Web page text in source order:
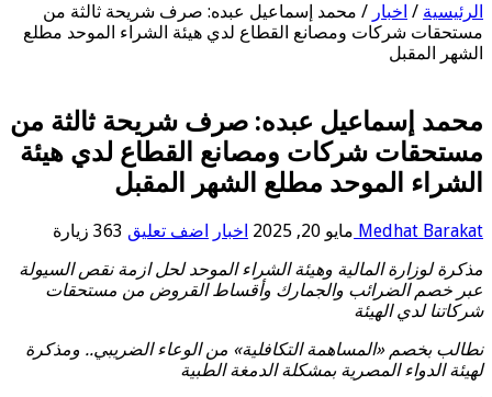
الرئيسية / اخبار / محمد إسماعيل عبده: صرف شريحة ثالثة من
مستحقات شركات ومصانع القطاع لدي هيئة الشراء الموحد مطلع
الشهر المقبل
محمد إسماعيل عبده: صرف شريحة ثالثة من
مستحقات شركات ومصانع القطاع لدي هيئة
الشراء الموحد مطلع الشهر المقبل
Medhat Barakat مايو 20, 2025 اخبار اضف تعليق 363 زيارة
مذكرة لوزارة المالية وهيئة الشراء الموحد لحل ازمة نقص السيولة
عبر خصم الضرائب والجمارك وأقساط القروض من مستحقات
شركاتنا لدي الهيئة
نطالب بخصم «المساهمة التكافلية» من الوعاء الضريبي.. ومذكرة
لهيئة الدواء المصرية بمشكلة الدمغة الطبية